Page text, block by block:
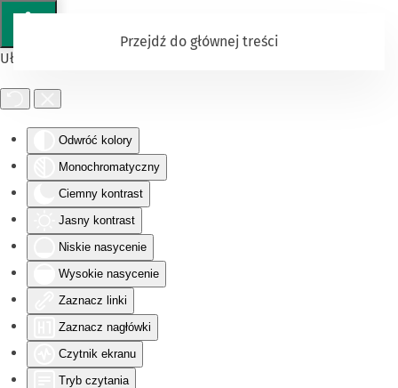
Ułatwienia dostępu
Odwróć kolory
Monochromatyczny
Ciemny kontrast
Jasny kontrast
Niskie nasycenie
Wysokie nasycenie
Zaznacz linki
Zaznacz nagłówki
Czytnik ekranu
Tryb czytania
Przejdź do głównej treści